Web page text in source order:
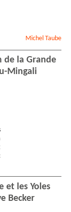
Michel Taube
de la Grande
Mingali
et les Yoles
Becker